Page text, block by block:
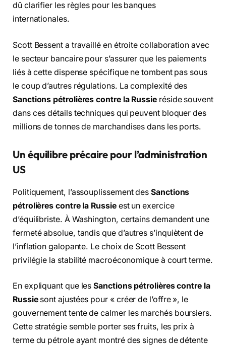
dû clarifier les règles pour les banques
internationales.
Scott Bessent a travaillé en étroite collaboration avec
le secteur bancaire pour s’assurer que les paiements
liés à cette dispense spécifique ne tombent pas sous
le coup d’autres régulations. La complexité des
Sanctions pétrolières contre la Russieréside souvent
dans ces détails techniques qui peuvent bloquer des
millions de tonnes de marchandises dans les ports.
Un équilibre précaire pour l’administration
US
Politiquement, l’assouplissement desSanctions
pétrolières contre la Russieest un exercice
d’équilibriste. À Washington, certains demandent une
fermeté absolue, tandis que d’autres s’inquiètent de
l’inflation galopante. Le choix de Scott Bessent
privilégie la stabilité macroéconomique à court terme.
En expliquant que lesSanctions pétrolières contre la
Russiesont ajustées pour « créer de l’offre », le
gouvernement tente de calmer les marchés boursiers.
Cette stratégie semble porter ses fruits, les prix à
terme du pétrole ayant montré des signes de détente